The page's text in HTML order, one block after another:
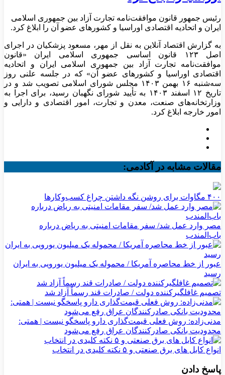
رئیس جمهور قانون موافقت‌نامه تجارت آزاد بین جمهوری اسلامی
ایران و اتحادیه اقتصادی اوراسیا و کشورهای عضو آن را ابلاغ کرد.
به گزارش اقتصاد آنلاین به نقل از مهر، مسعود پزشکیان در اجرای
اصل ۱۲۳ قانون اساسی جمهوری اسلامی ایران «قانون
موافقت‌نامه تجارت آزاد بین جمهوری اسلامی ایران و اتحادیه
اقتصادی اوراسیا و کشورهای عضو آن» که در جلسه علنی روز
سه‌شنبه ۱۶ بهمن ۱۴۰۳ مجلس شورای اسلامی تصویب شد و در
تاریخ ۱۲ اسفند ۱۴۰۳ به تأیید شورای نگهبان رسید، برای اجرا به
وزارتخانه‌های صنعت، معدن و تجارت، امور اقتصادی و دارایی و
امور خارجه ابلاغ کرد.
مقالات مشابه در آکادمی:
۴۰۰ مگاوات برای روشن نگه داشتن چراغ کسب‌وکار‌ها
مصر وارد عمل شد/ سفر مقامات امنیتی به ریاض درباره
باب‌المندب
عبور از خط محاصره آمریکا / محموله یک میلیون یورویی به ایران
رسید
تصمیم غافلگیرکننده دولت / صادرات قند رسماً آزاد شد
مدنی‌زاده: روش فعلی قیمت‌گذاری دارو پاسخگو نیست | همتی:
محدودیت بانکی صادرکنندگان عراق رفع می‌شود
انواع کابل های برق صنعتی و ۵ نکته کلیدی در انتخاب
پاسخ دادن